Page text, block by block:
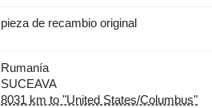
pieza de recambio original
Rumanía
SUCEAVA
8031 km to "United States/Columbus"